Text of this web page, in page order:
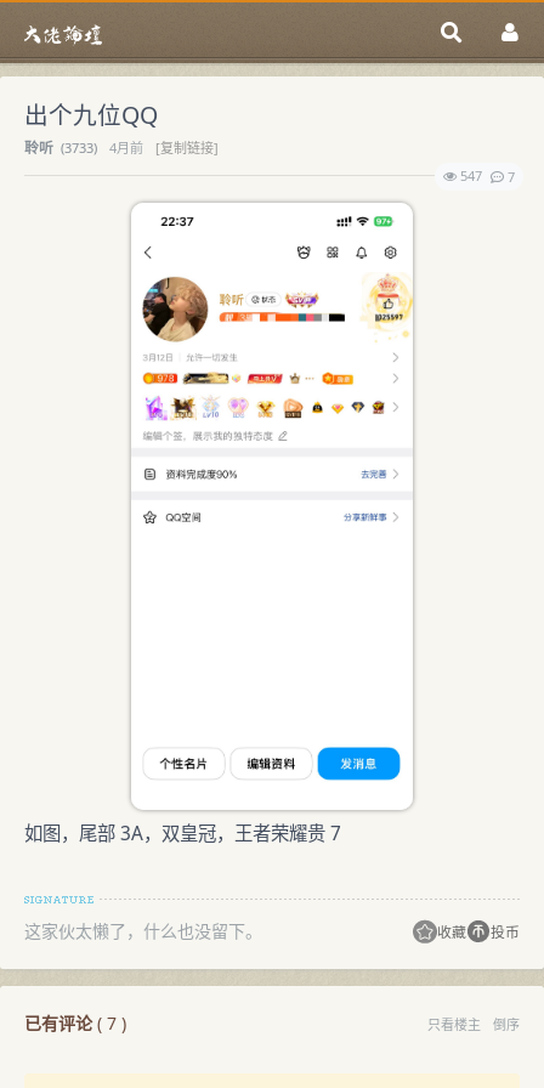
出个九位QQ
聆听 (3733) 4月前
[复制链接]
547
7
如图，尾部 3A，双皇冠，王者荣耀贵 7
这家伙太懒了，什么也没留下。 收藏 投币
已有评论( 7 ) 只看楼主 倒序